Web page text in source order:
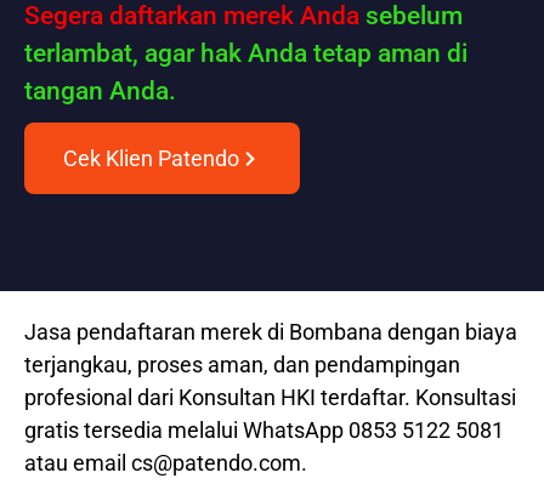
Segera daftarkan merek Anda sebelum
terlambat, agar hak Anda tetap aman di
tangan Anda.
Cek Klien Patendo
Jasa pendaftaran merek di Bombana dengan biaya
terjangkau, proses aman, dan pendampingan
profesional dari Konsultan HKI terdaftar. Konsultasi
gratis tersedia melalui WhatsApp 0853 5122 5081
atau email cs@patendo.com.